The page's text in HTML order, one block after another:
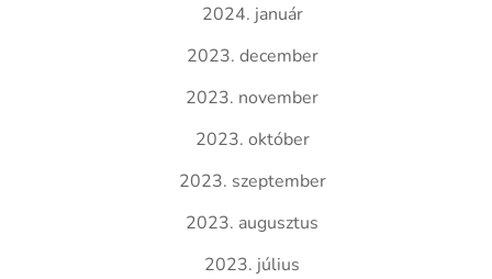
2024. január
2023. december
2023. november
2023. október
2023. szeptember
2023. augusztus
2023. július